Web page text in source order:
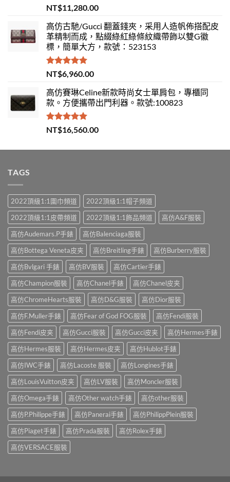
評分5.00
滿分 5
NT$11,280.00
高仿古馳/Gucci 翻蓋錢夾，采用人造帆佈搭配皮
革精制而成，點綴綠紅綠條紋織帶飾以雙G徽
標，簡單大方，款號：523153
評分 5.00
滿分 5
NT$6,960.00
高仿賽琳Celine新款時尚女士單肩包，專櫃同
款。方便攜帶出門利器。款號:100823
評分5.00
滿分 5
NT$16,560.00
TAGS
2022頂級1:1圍巾頻道
2022頂級1:1帽子頻道
2022頂級1:1皮帶頻道
2022頂級1:1飾品頻道
高仿A&F服裝
高仿Audemars.P手錶
高仿Balenciaga服裝
高仿Bottega Veneta皮夹
高仿Breitling手錶
高仿Burberry服裝
高仿Bvlgari 手錶
高仿BV服裝
高仿Cartier手錶
高仿Champion服裝
高仿Chanel手錶
高仿Chanel皮夹
高仿ChromeHearts服裝
高仿D&G服裝
高仿Dior服裝
高仿F.Muller手錶
高仿Fear of God FOG服裝
高仿Fendi服裝
高仿Fendi皮夹
高仿Gucci服裝 高仿Gucci皮夹
高仿Hermes手錶
高仿Hermes服裝
高仿Hermes皮夹
高仿Hublot手錶
高仿IWC手錶
高仿Lacoste 服裝
高仿Longines手錶
高仿LouisVuitton皮夹
高仿LV服裝
高仿Moncler服裝
高仿Omega手錶
高仿Other watch手錶
高仿other服裝
高仿P.Philippe手錶
高仿Panerai手錶
高仿PhilippPlein服裝
高仿Piaget手錶
高仿Prada服裝
高仿Rolex手錶
高仿VERSACE服裝